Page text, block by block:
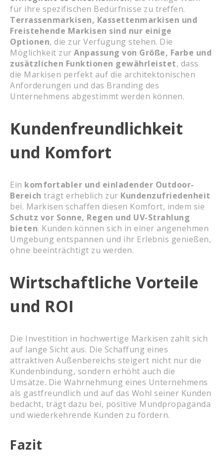
für ihre spezifischen Bedürfnisse zu treffen.
Terrassenmarkisen, Kassettenmarkisen und
Freistehende Markisen sind nur einige
Optionen, die zur Verfügung stehen. Die
Möglichkeit zur Anpassung von Größe, Farbe und
zusätzlichen Funktionen gewährleistet, dass
die Markisen perfekt auf die architektonischen
Anforderungen und das Branding des
Unternehmens abgestimmt werden können.
Kundenfreundlichkeit
und Komfort
Ein komfortabler und einladender Outdoor-
Bereich trägt erheblich zur Kundenzufriedenheit
bei. Markisen schaffen diesen Komfort, indem sie
Schutz vor Sonne, Regen und UV-Strahlung
bieten. Kunden können sich in einer angenehmen
Umgebung entspannen und ihr Erlebnis genießen,
ohne beeinträchtigt zu werden.
Wirtschaftliche Vorteile
und ROI
Die Investition in hochwertige Markisen zahlt sich
auf lange Sicht aus. Die Schaffung eines
attraktiven Außenbereichs steigert nicht nur die
Kundenbindung, sondern erhöht auch die
Umsätze. Die Wahrnehmung eines Unternehmens
als gastfreundlich und auf das Wohl seiner Kunden
bedacht, trägt dazu bei, positive Mundpropaganda
und wiederkehrende Kunden zu fördern.
Fazit